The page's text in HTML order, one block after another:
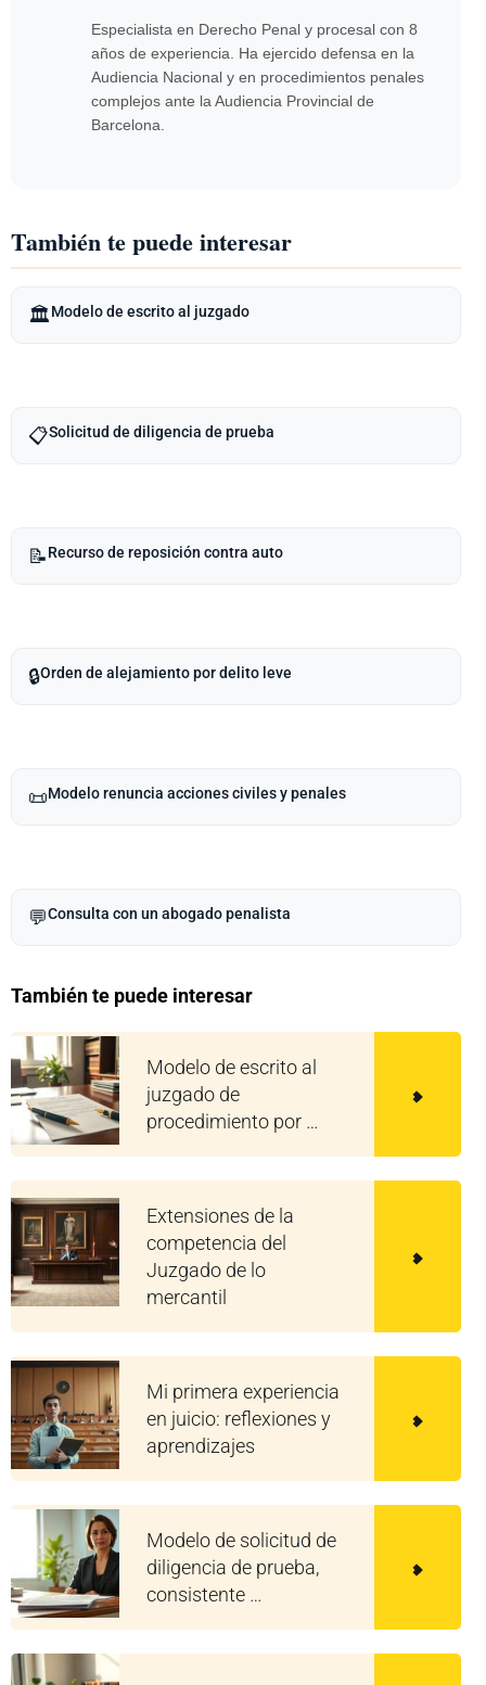
Especialista en Derecho Penal y procesal con 8
años de experiencia. Ha ejercido defensa en la
Audiencia Nacional y en procedimientos penales
complejos ante la Audiencia Provincial de
Barcelona.
También te puede interesar
🏛️Modelo de escrito al juzgado
📋Solicitud de diligencia de prueba
📝Recurso de reposición contra auto
🔒Orden de alejamiento por delito leve
📜Modelo renuncia acciones civiles y penales
💬Consulta con un abogado penalista
También te puede interesar
Modelo de escrito al
juzgado de
procedimiento por …
Extensiones de la
competencia del
Juzgado de lo
mercantil
Mi primera experiencia
en juicio: reflexiones y
aprendizajes
Modelo de solicitud de
diligencia de prueba,
consistente …